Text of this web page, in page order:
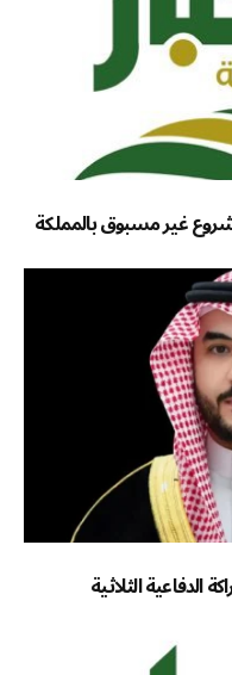
غير مسبوق بالمملكة
الدفاعية الثلاثية